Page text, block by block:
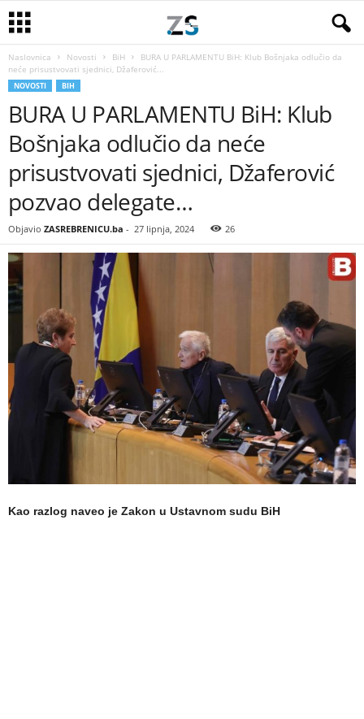
Naslovnica Novosti BiH
BURA U PARLAMENTU BiH: Klub Bošnjaka odlučio da
neće prisustvovati sjednici, Džaferović...
NOVOSTI BIH
BURA U PARLAMENTU BiH: Klub
Bošnjaka odlučio da neće
prisustvovati sjednici, Džaferović
pozvao delegate…
Objavio ZASREBRENICU.ba - 27 lipnja, 2024 26
Kao razlog naveo je Zakon u Ustavnom sudu BiH